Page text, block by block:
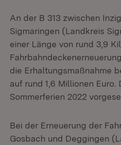
An der B 313 zwischen
Sigmaringen (Landkreis
einer Länge von rund 3,9
die Erhaltungsmaßnahme
auf rund 1,6 Millionen Euro.
Sommerferien 2022
Bei der Erneuerung der
Gosbach und Deggingen